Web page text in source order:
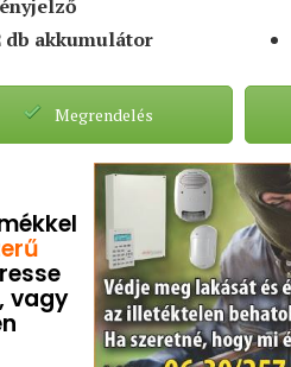
db akkumulátor
Megrendelés
vagy